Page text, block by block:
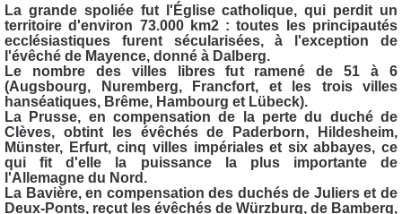
La grande spoliée fut l'Église catholique, qui perdit un
territoire d'environ 73.000 km2 : toutes les principautés
ecclésiastiques furent sécularisées, à l'exception de
l'évêché de Mayence, donné à Dalberg.
Le nombre des villes libres fut ramené de 51 à 6
(Augsbourg, Nuremberg, Francfort, et les trois villes
hanséatiques, Brême, Hambourg et Lübeck).
La Prusse, en compensation de la perte du duché de
Clèves, obtint les évêchés de Paderborn, Hildesheim,
Münster, Erfurt, cinq villes impériales et six abbayes, ce
qui fit d'elle la puissance la plus importante de
l'Allemagne du Nord.
La Bavière, en compensation des duchés de Juliers et de
Deux-Ponts, reçut les évêchés de Würzburg, de Bamberg,